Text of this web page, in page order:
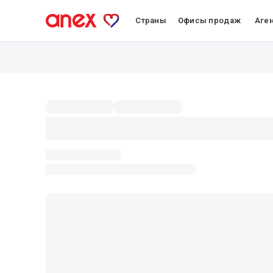
Страны Офисы продаж